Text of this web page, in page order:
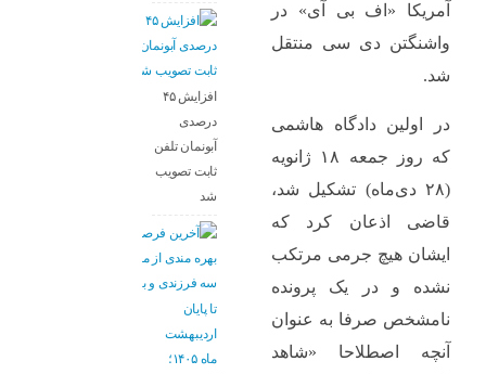
آمریکا «اف‌ بی‌ آی» در
واشنگتن دی سی منتقل
شد.
در اولین دادگاه هاشمی
که روز جمعه ۱۸ ژانویه
(۲۸ دی‌ماه) تشکیل شد،
قاضی اذعان کرد که
ایشان هیچ جرمی مرتکب
نشده و در یک پرونده
نامشخص صرفا به عنوان
آنچه اصطلاحا «شاهد
افزایش ۴۵
درصدی
آبونمان تلفن
ثابت تصویب
شد
تا پایان
اردیبهشت
ماه ۱۴۰۵؛